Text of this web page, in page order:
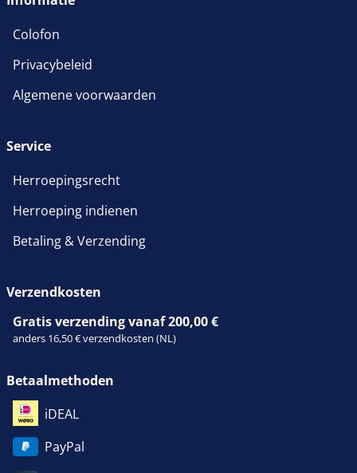
Colofon
Privacybeleid
Algemene voorwaarden
Service
Herroepingsrecht
Herroeping indienen
Betaling & Verzending
Verzendkosten
Gratis verzending vanaf 200,00 €
anders 16,50 € verzendkosten (NL)
Betaalmethoden
iDEAL
PayPal